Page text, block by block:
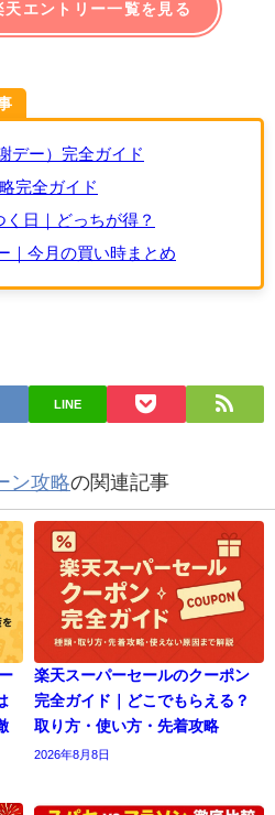
エントリー一覧を見る
デー）完全ガイド
完全ガイド
日｜どっちが得？
｜今月の買い時まとめ
LINE
ン攻略の関連記事
楽天スーパーセールのクーポン
完全ガイド｜どこでもらえる？
取り方・使い方・先着攻略
2026年8月8日